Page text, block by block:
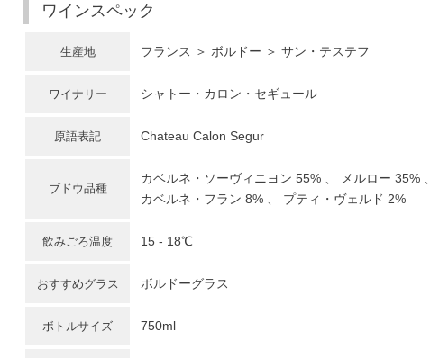
ワインスペック
生産地 フランス ＞ ボルドー ＞ サン・テステフ
ワイナリー シャトー・カロン・セギュール
原語表記 Chateau Calon Segur
ブドウ品種
カベルネ・ソーヴィニヨン 55% 、 メルロー 35% 、
カベルネ・フラン 8% 、 プティ・ヴェルド 2%
飲みごろ温度 15 - 18℃
おすすめグラス ボルドーグラス
ボトルサイズ 750ml